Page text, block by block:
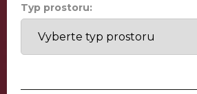
Typ prostoru: